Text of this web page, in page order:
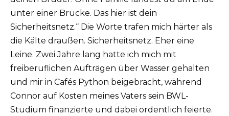
unter einer Brücke. Das hier ist dein
Sicherheitsnetz.“ Die Worte trafen mich härter als
die Kälte draußen. Sicherheitsnetz. Eher eine
Leine. Zwei Jahre lang hatte ich mich mit
freiberuflichen Aufträgen über Wasser gehalten
und mir in Cafés Python beigebracht, während
Connor auf Kosten meines Vaters sein BWL-
Studium finanzierte und dabei ordentlich feierte.